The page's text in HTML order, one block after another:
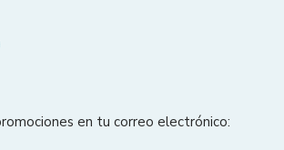
en tu correo electrónico: